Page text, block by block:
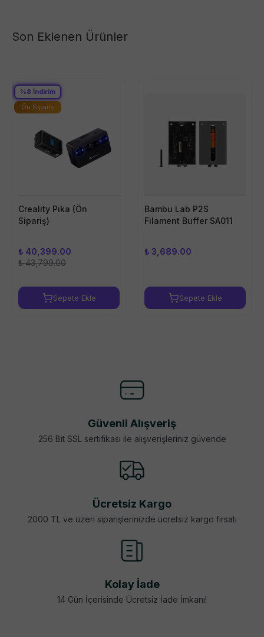
Son Eklenen Ürünler
Creality Pika (Ön
Sipariş)
%8 İndirim
Ön Sipariş
₺ 40,399.00
₺ 43,799.00
Sepete Ekle
Bambu Lab P2S
Filament Buffer SA011
₺ 3,689.00
Sepete Ekle
Güvenli Alışveriş
256 Bit SSL sertifikası ile alışverişleriniz güvende
Ücretsiz Kargo
2000 TL ve üzeri siparişlerinizde ücretsiz kargo fırsatı
Kolay İade
14 Gün İçerisinde Ücretsiz İade İmkanı!